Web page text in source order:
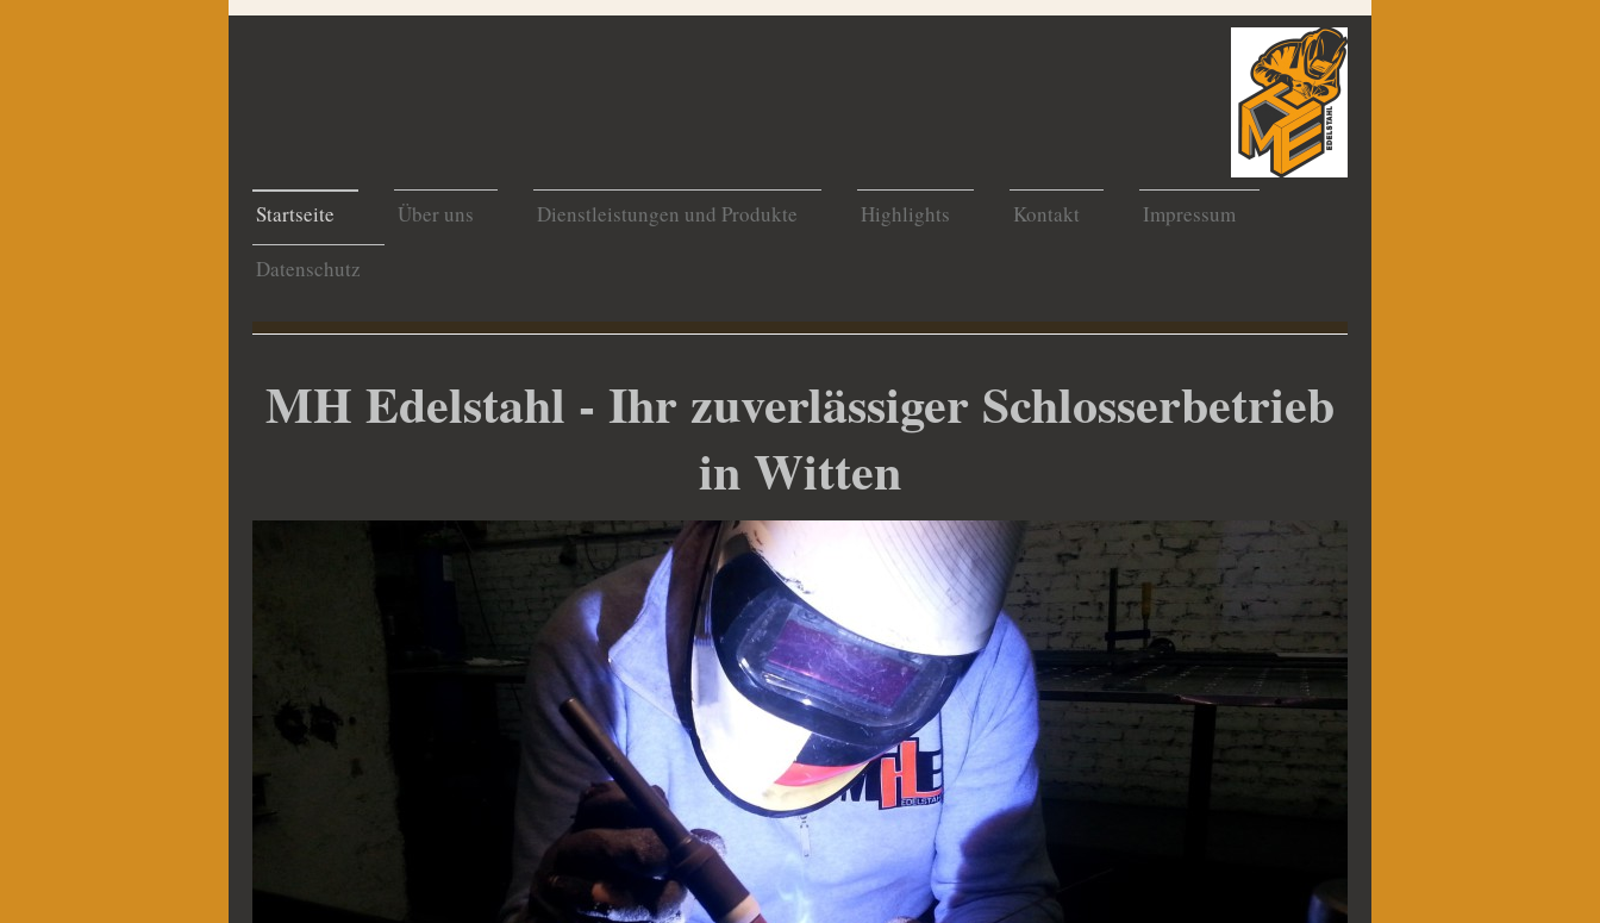
Startseite Über uns Dienstleistungen und Produkte Highlights Kontakt
Impressum
Datenschutz
MH Edelstahl - Ihr zuverlässiger Schlosserbetrieb
in Witten